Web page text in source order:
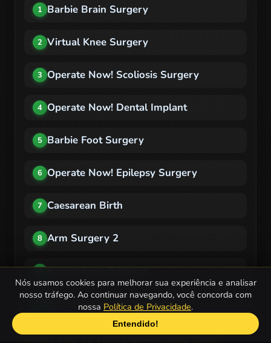
1 Barbie Brain Surgery
2 Virtual Knee Surgery
3 Operate Now! Scoliosis Surgery
4 Operate Now! Dental Implant
5 Barbie Foot Surgery
6 Operate Now! Epilepsy Surgery
7 Caesarean Birth
8 Arm Surgery 2
9 Barbie Knee Surgery
Operate Now! Brain Surgery
Nós usamos cookies para melhorar sua experiência e analisar
nosso tráfego. Ao continuar navegando, você concorda com
nossa Política de Privacidade.
Entendido!